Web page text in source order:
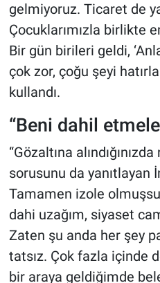
gelmiyoruz. Ticaret de
Çocuklarımızla birlikte
Bir gün birileri geldi,
çok zor, çoğu şeyi
kullandı.
“Beni dahil
“Gözaltına
sorusunu da yanıtlayan
Tamamen izole
dahi uzağım, siyaset
Zaten şu anda her şey
tatsız. Çok fazla içinde
bir araya geldiğimde